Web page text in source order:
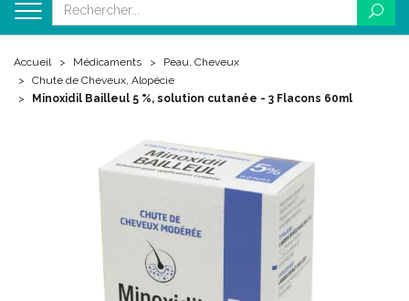
Accueil Médicaments
Peau, Cheveux
Chute de Cheveux, Alopécie
Minoxidil Bailleul 5 %, solution cutanée - 3 Flacons 60ml